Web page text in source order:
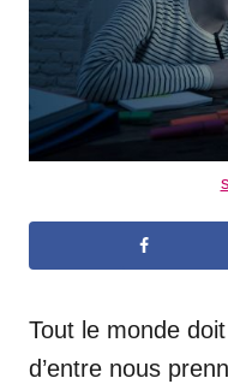
Tout le monde
d’entre nous